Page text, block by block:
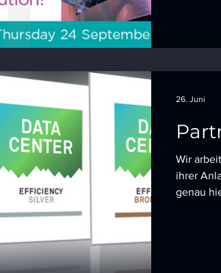
Wir
ihrer
genau
26. Juni